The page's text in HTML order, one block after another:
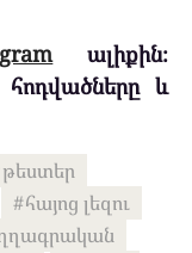
ալիքին։
և
թեստեր
հայոց լեզու